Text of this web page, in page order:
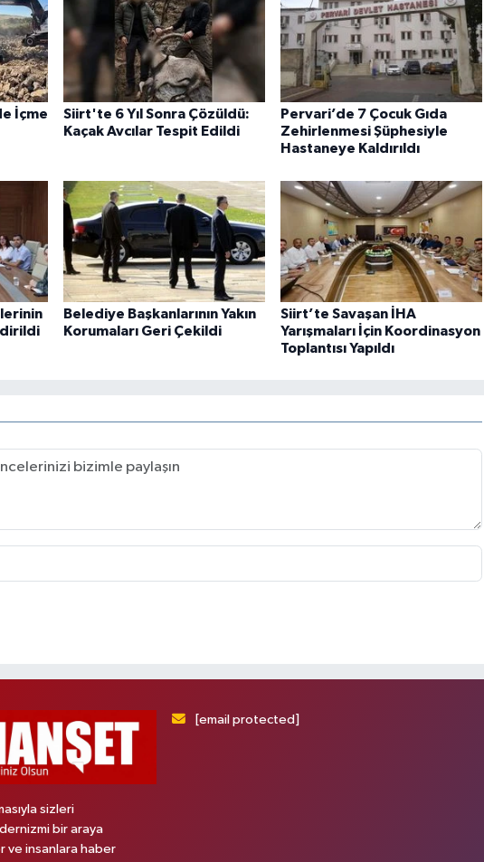
İçme
Siirt'te 6 Yıl Sonra Çözüldü:
Kaçak Avcılar Tespit Edildi
Pervari’de 7 Çocuk Gıda
Zehirlenmesi Şüphesiyle
Hastaneye Kaldırıldı
Belediye Başkanlarının Yakın
Korumaları Geri Çekildi
Siirt’te Savaşan İHA
Yarışmaları İçin Koordinasyon
Toplantısı Yapıldı
sizleri
bir araya
ve insanlara haber
[email protected]